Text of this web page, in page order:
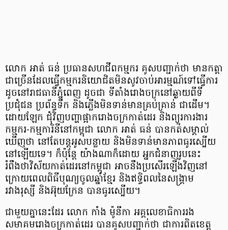
លោក អាត់ ធន់ ប្រធានសហជីពកម្មករ គូសបញ្ជាក់ថា មានកត្តា
ជាច្រើនដែលធ្វើកម្មករនិយោជិតមិនសូវចាប់អារម្មណ៍ទៅធ្វើការ
ដូចនៅរាជធានីភ្នំពេញ ដូចជា ទីតាំងរោងចក្រនៅឆ្ងាយពីទី
ប្រជុំជន ប្រព័ន្ធទឹក និងភ្លើងមិនទាន់មានគ្រប់គ្រាន់ ជាដើម។
ដោយឡែក ជុំវិញបញ្ហាផ្អាករោងចក្រកាត់ដេរ និងព្យួរការងារ
កម្មករ-កម្មការិនីនៅកម្ពុជា លោក អាត់ ធន់ បានកត់សម្គាល់
ឃើញថា នៅតែបន្តអូសបន្លាយ និងមិនទាន់មានភាពធូរស្បើយ
នៅឡើយទេ។ ក៏ប៉ុន្តែ យ៉ាងណាក៏ដោយ អ្នកជំនាញរូបនេះ
រំពឹងថាវិស័យកាត់ដេរនៅកម្ពុជា អាចនឹងប្រសើរឡើងវិញនៅ
ក្រោយពេលពិធីបុណ្យចូលឆ្នាំខ្មែរ និងឥទ្ធិពលនៃសង្គ្រាម
រវាងរុស្សី និងអ៊ុយក្រែន បានធូរស្បើយ។
ជាមួយគ្នានេះដែរ លោក កាំង ម៉ូនីកា អគ្គលេខាធិការរង
សមាគមរោងចក្រកាត់ដេរ បានគូសបញ្ជាក់ថា ជាការពិតខេត្ត